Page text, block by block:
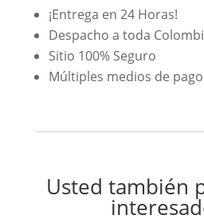
¡Entrega en 24 Horas!
Despacho a toda
Sitio 100% Seguro
Múltiples medios de pago
Usted también